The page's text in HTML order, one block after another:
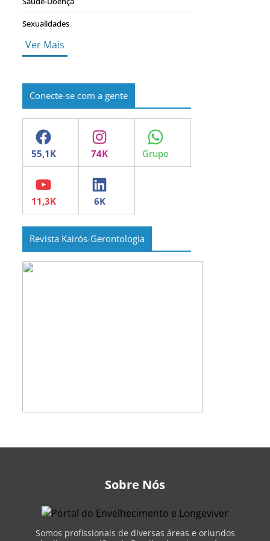
Sexualidades
Ver Mais
Conecte-se com a gente
Facebook Instagram WhatsApp
YouTube LinkedIn
Revista Kairós-Gerontologia
Sobre Nós
Somos profissionais de diversas áreas e oriundos